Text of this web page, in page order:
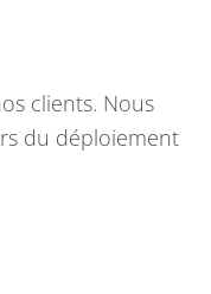
clients. Nous
du déploiement